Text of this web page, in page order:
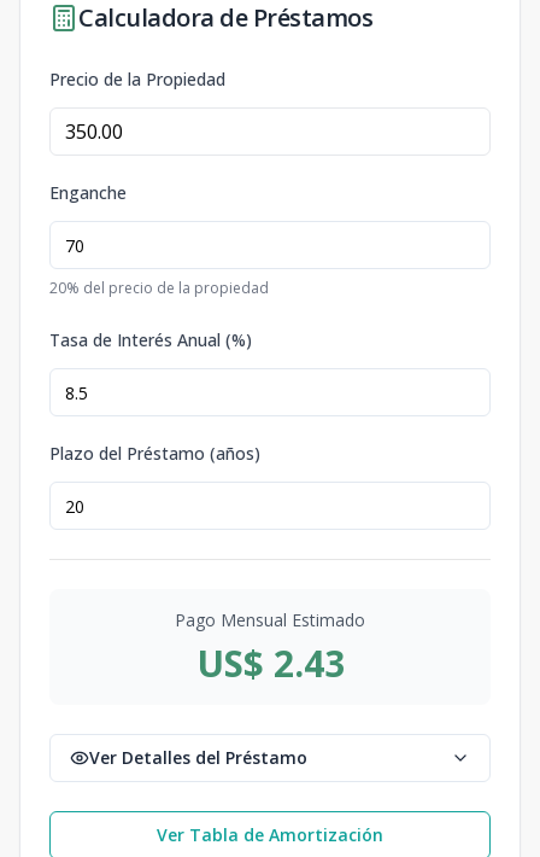
Calculadora de Préstamos
Precio de la Propiedad
Enganche
20% del precio de la propiedad
Tasa de Interés Anual (%)
Plazo del Préstamo (años)
Pago Mensual Estimado
US$ 2.43
Ver Detalles del Préstamo
Ver Tabla de Amortización